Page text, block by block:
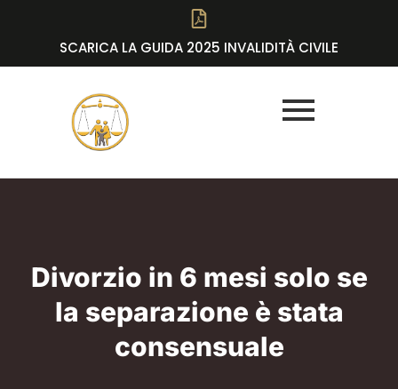
SCARICA LA GUIDA 2025 INVALIDITÀ CIVILE
Divorzio in 6 mesi solo se
la separazione è stata
consensuale